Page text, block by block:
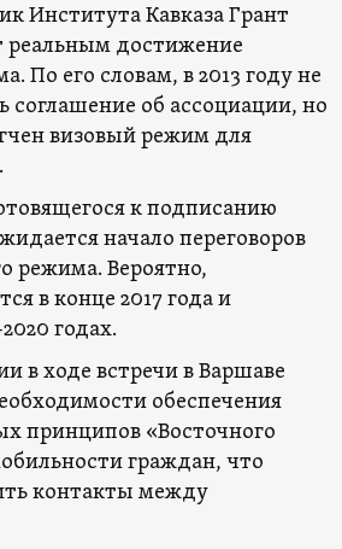
Института Кавказа Грант
реальным достижение
По его словам, в 2013 году не
соглашение об ассоциации, но
визовый режим для
к подписанию
начало переговоров
режима. Вероятно,
в конце 2017 года и
годах.
в ходе встречи в Варшаве
обеспечения
принципов «Восточного
граждан, что
контакты между